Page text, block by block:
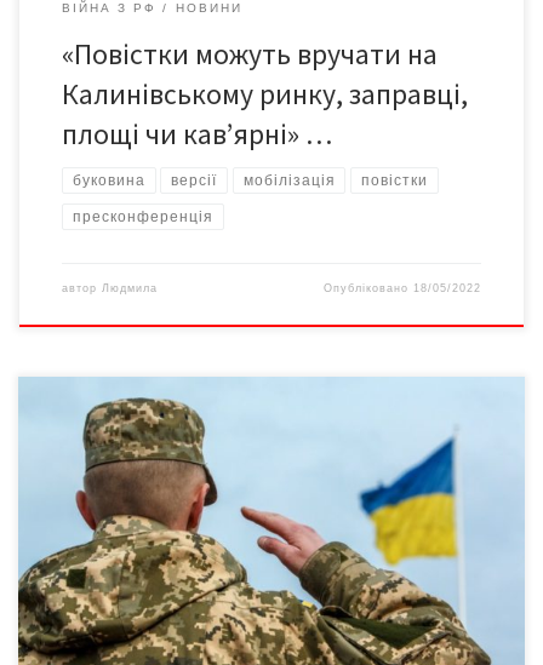
ВІЙНА З РФ НОВИНИ
«Повістки можуть вручати на
Калинівському ринку, заправці,
площі чи кав’ярні» …
буковина версії мобілізація повістки
пресконференція
автор Людмила Опубліковано 18/05/2022
«Наразі відбувається доукомплектування військових частин
особовим складом, у тому числі й офіцерами запасу.
Затребуваними є різні військово-облікові спеціальності.
Військовозобов’язані, які мають досвід служби, відповідно до
військово-облікової спеціальності, спрямовуються до
військових частин. Ті, хто не має досвіду, направляються в
навчальні центри для відповідної підготовки», – повідомили у
пресслужбі Чернівецького обласного ТЦК […]